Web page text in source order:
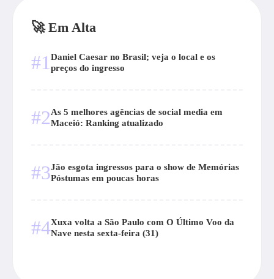
🚀 Em Alta
#1 Daniel Caesar no Brasil; veja o local e os
preços do ingresso
#2As 5 melhores agências de social media em
Maceió: Ranking atualizado
#3Jão esgota ingressos para o show de Memórias
Póstumas em poucas horas
#4Xuxa volta a São Paulo com O Último Voo da
Nave nesta sexta-feira (31)